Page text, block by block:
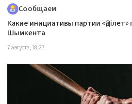
Сообщаем
Какие инициативы партии
Шымкента
7 августа, 18:27